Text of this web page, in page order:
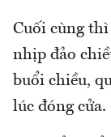
Cuối cùng
nhịp đảo
buổi chiều,
lúc đóng cửa.